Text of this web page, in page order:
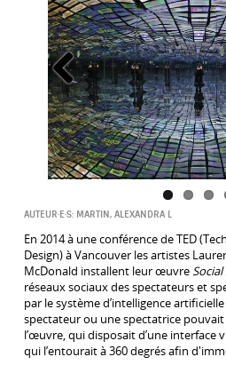
Précédent
AUTEUR·E·S: MARTIN, ALEXANDRA L
En 2014 à une conférence de TED
Design) à Vancouver les artistes
McDonald installent leur œuvreSocial
réseaux sociaux des spectateurs et
par le système d’intelligence
spectateur ou une spectatrice
l’œuvre, qui disposait d’une interface
qui l’entourait à 360 degrés afin